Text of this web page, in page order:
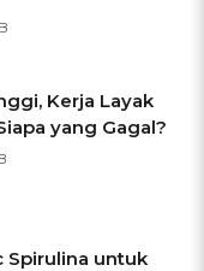
Kerja Layak
yang Gagal?
Spirulina untuk